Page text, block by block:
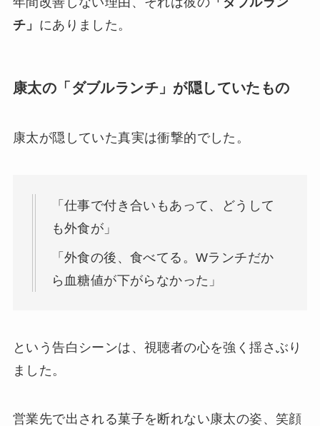
チ」 にありました。
康太の「ダブルランチ」が隠していたもの
康太が隠していた真実は衝撃的でした。
「仕事で付き合いもあって、どうして
も外食が」
「外食の後、食べてる。Wランチだか
ら血糖値が下がらなかった」
という告白シーンは、視聴者の心を強く揺さぶり
ました。
営業先で出される菓子を断れない康太の姿、笑顔